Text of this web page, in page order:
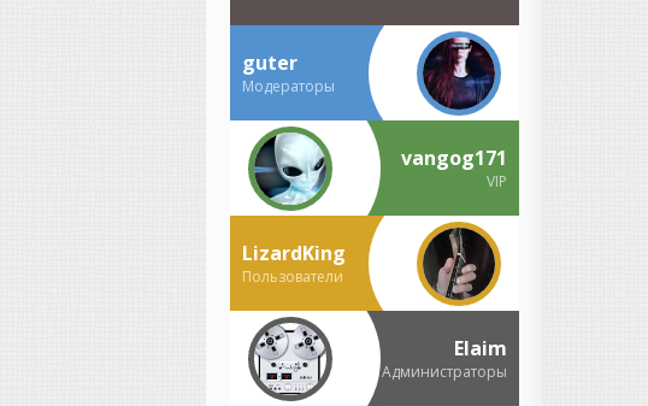
менять ленты, потому что
они изнашивались;
бороться с шумом пленки;
если ошибся при записи —
иногда приходилось
переписывать целый дубль.
То есть работы было не
меньше, просто она была
другой.
Подключил проводочки,
заправил ленточку, прогрел
лампочку...
Это романтичная картина,
но в профессиональных
студиях все было гораздо
guter
Модераторы
vangog171
VIP
LizardKing
Пользователи
Elaim
Администраторы